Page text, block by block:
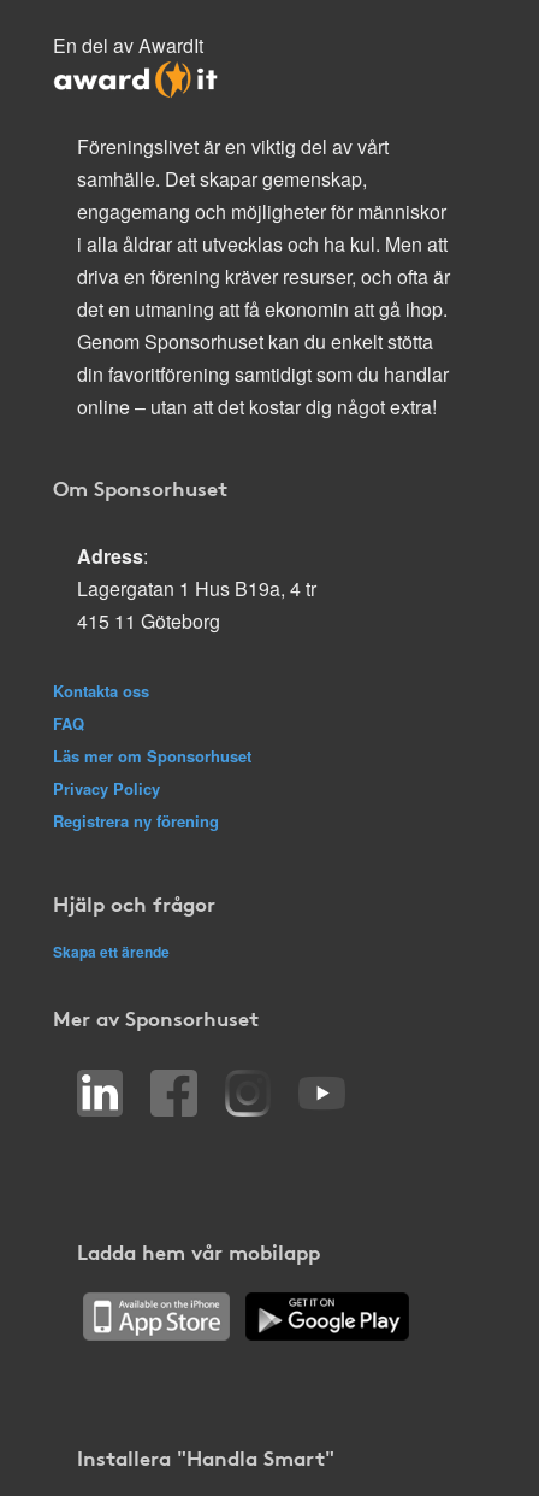
En del av AwardIt
Föreningslivet är en viktig del av vårt
samhälle. Det skapar gemenskap,
engagemang och möjligheter för människor
i alla åldrar att utvecklas och ha kul. Men att
driva en förening kräver resurser, och ofta är
det en utmaning att få ekonomin att gå ihop.
Genom Sponsorhuset kan du enkelt stötta
din favoritförening samtidigt som du handlar
online – utan att det kostar dig något extra!
Om Sponsorhuset
Adress:
Lagergatan 1 Hus B19a, 4 tr
415 11 Göteborg
Kontakta oss
FAQ
Läs mer om Sponsorhuset
Privacy Policy
Registrera ny förening
Hjälp och frågor
Skapa ett ärende
Mer av Sponsorhuset
Ladda hem vår mobilapp
Installera "Handla Smart"